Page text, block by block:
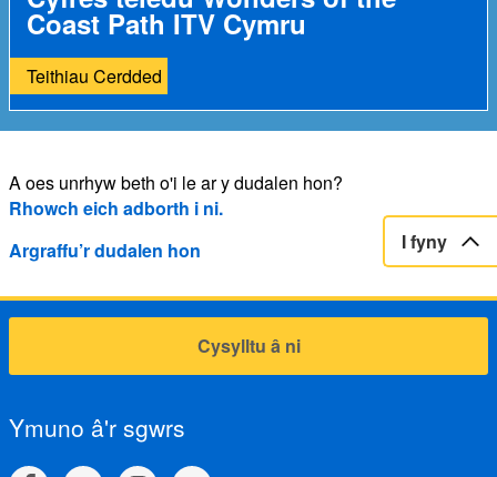
Coast Path ITV Cymru
Teithiau Cerdded
A oes unrhyw beth o'i le ar y dudalen hon?
Rhowch eich adborth i ni.
Argraffu’r dudalen hon
I fyny
Cysylltu â ni
Ymuno â'r sgwrs